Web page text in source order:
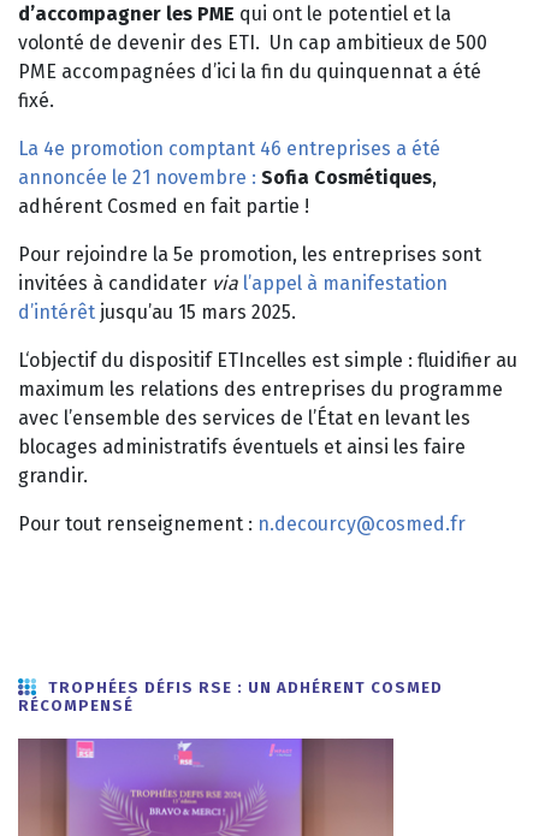
d’accompagner les PME qui ont le potentiel et la
volonté de devenir des ETI. Un cap ambitieux de 500
PME accompagnées d’ici la fin du quinquennat a été
fixé.
La 4e promotion comptant 46 entreprises a été
annoncée le 21 novembre : Sofia Cosmétiques,
adhérent Cosmed en fait partie !
Pour rejoindre la 5e promotion, les entreprises sont
invitées à candidater via l’appel à manifestation
d’intérêt jusqu’au 15 mars 2025.
L‘objectif du dispositif ETIncelles est simple : fluidifier au
maximum les relations des entreprises du programme
avec l’ensemble des services de l’État en levant les
blocages administratifs éventuels et ainsi les faire
grandir.
Pour tout renseignement : n.decourcy@cosmed.fr
TROPHÉES DÉFIS RSE : UN ADHÉRENT COSMED
RÉCOMPENSÉ